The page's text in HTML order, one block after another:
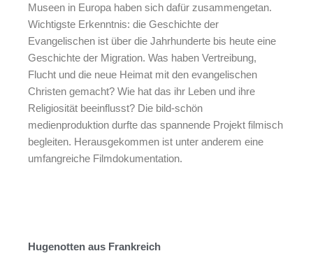
Museen in Europa haben sich dafür zusammengetan.
Wichtigste Erkenntnis: die Geschichte der
Evangelischen ist über die Jahrhunderte bis heute eine
Geschichte der Migration. Was haben Vertreibung,
Flucht und die neue Heimat mit den evangelischen
Christen gemacht? Wie hat das ihr Leben und ihre
Religiosität beeinflusst? Die bild-schön
medienproduktion durfte das spannende Projekt filmisch
begleiten. Herausgekommen ist unter anderem eine
umfangreiche Filmdokumentation.
Hugenotten aus Frankreich